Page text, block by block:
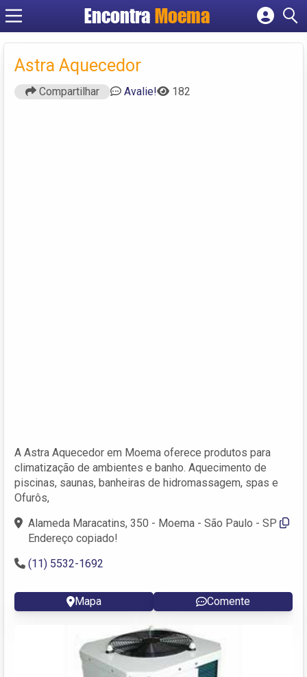
Encontra Moema
Astra Aquecedor
Compartilhar Avalie! 182
A Astra Aquecedor em Moema oferece produtos para
climatização de ambientes e banho. Aquecimento de
piscinas, saunas, banheiras de hidromassagem, spas e
Ofurôs,
Alameda Maracatins, 350 - Moema - São Paulo - SP
Endereço copiado!
(11) 5532-1692
Mapa Comente